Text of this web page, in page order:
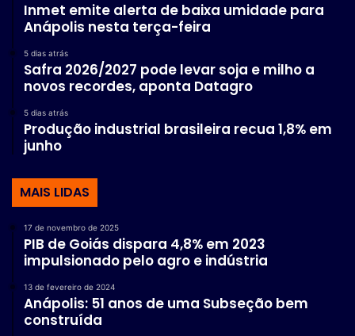
Inmet emite alerta de baixa umidade para
Anápolis nesta terça-feira
5 dias atrás
Safra 2026/2027 pode levar soja e milho a
novos recordes, aponta Datagro
5 dias atrás
Produção industrial brasileira recua 1,8% em
junho
MAIS LIDAS
17 de novembro de 2025
PIB de Goiás dispara 4,8% em 2023
impulsionado pelo agro e indústria
13 de fevereiro de 2024
Anápolis: 51 anos de uma Subseção bem
construída